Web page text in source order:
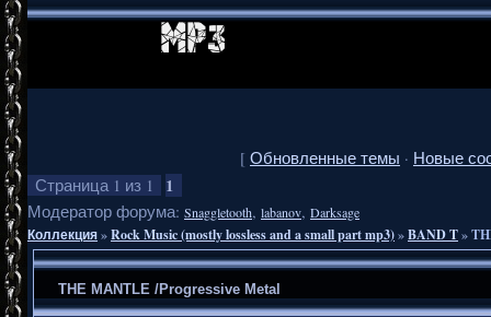
[ Обновленные темы · Новые
Страница 1 из 1 1
Модератор форума: Snaggletooth, labanov, Darksage
Коллекция»Rock Music (mostly lossless and a small part mp3)»BAND T»
THE MANTLE /Progressive Metal